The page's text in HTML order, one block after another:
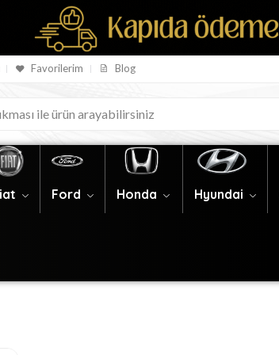
Favorilerim Blog
Ford Honda Hyundai